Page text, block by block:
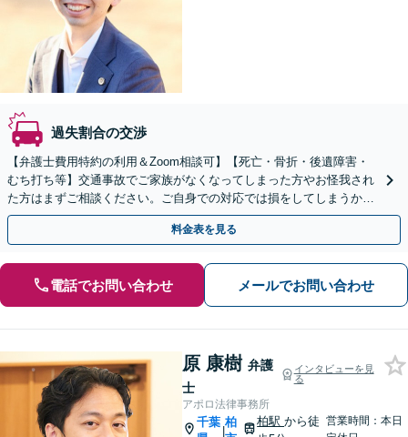
過失割合の交渉
【弁護士費用特約の利用＆Zoom相談可】【死亡・骨折・後遺障害・
むち打ち等】交通事故でご家族がなくなってしまった方やお怪我され
た方はまずご相談ください。ご自身での対応では損をしてしまうかも
しれません。代わりに交渉・手続きをし、負担を軽減。
料金表を見る
電話でお問い合わせ メールでお問い合わせ
原 康樹 弁護
士
インタビューを見
る
アポロ法律事務所
千葉
|
柏
柏駅から徒 営業時間：本日